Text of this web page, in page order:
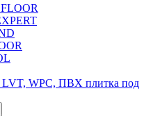
LVT, WPC, ПВХ плитка под